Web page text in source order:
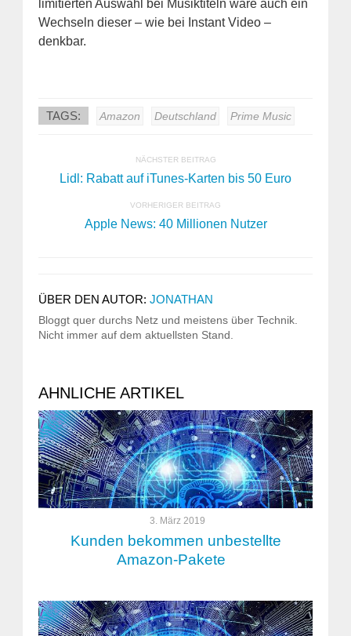
limitierten Auswahl bei Musiktiteln wäre auch ein
Wechseln dieser – wie bei Instant Video –
denkbar.
TAGS: Amazon Deutschland Prime Music
NÄCHSTER BEITRAG
Lidl: Rabatt auf iTunes-Karten bis 50 Euro
VORHERIGER BEITRAG
Apple News: 40 Millionen Nutzer
ÜBER DEN AUTOR: JONATHAN
Bloggt quer durchs Netz und meistens über Technik.
Nicht immer auf dem aktuellsten Stand.
AHNLICHE ARTIKEL
3. März 2019
Kunden bekommen unbestellte
Amazon-Pakete